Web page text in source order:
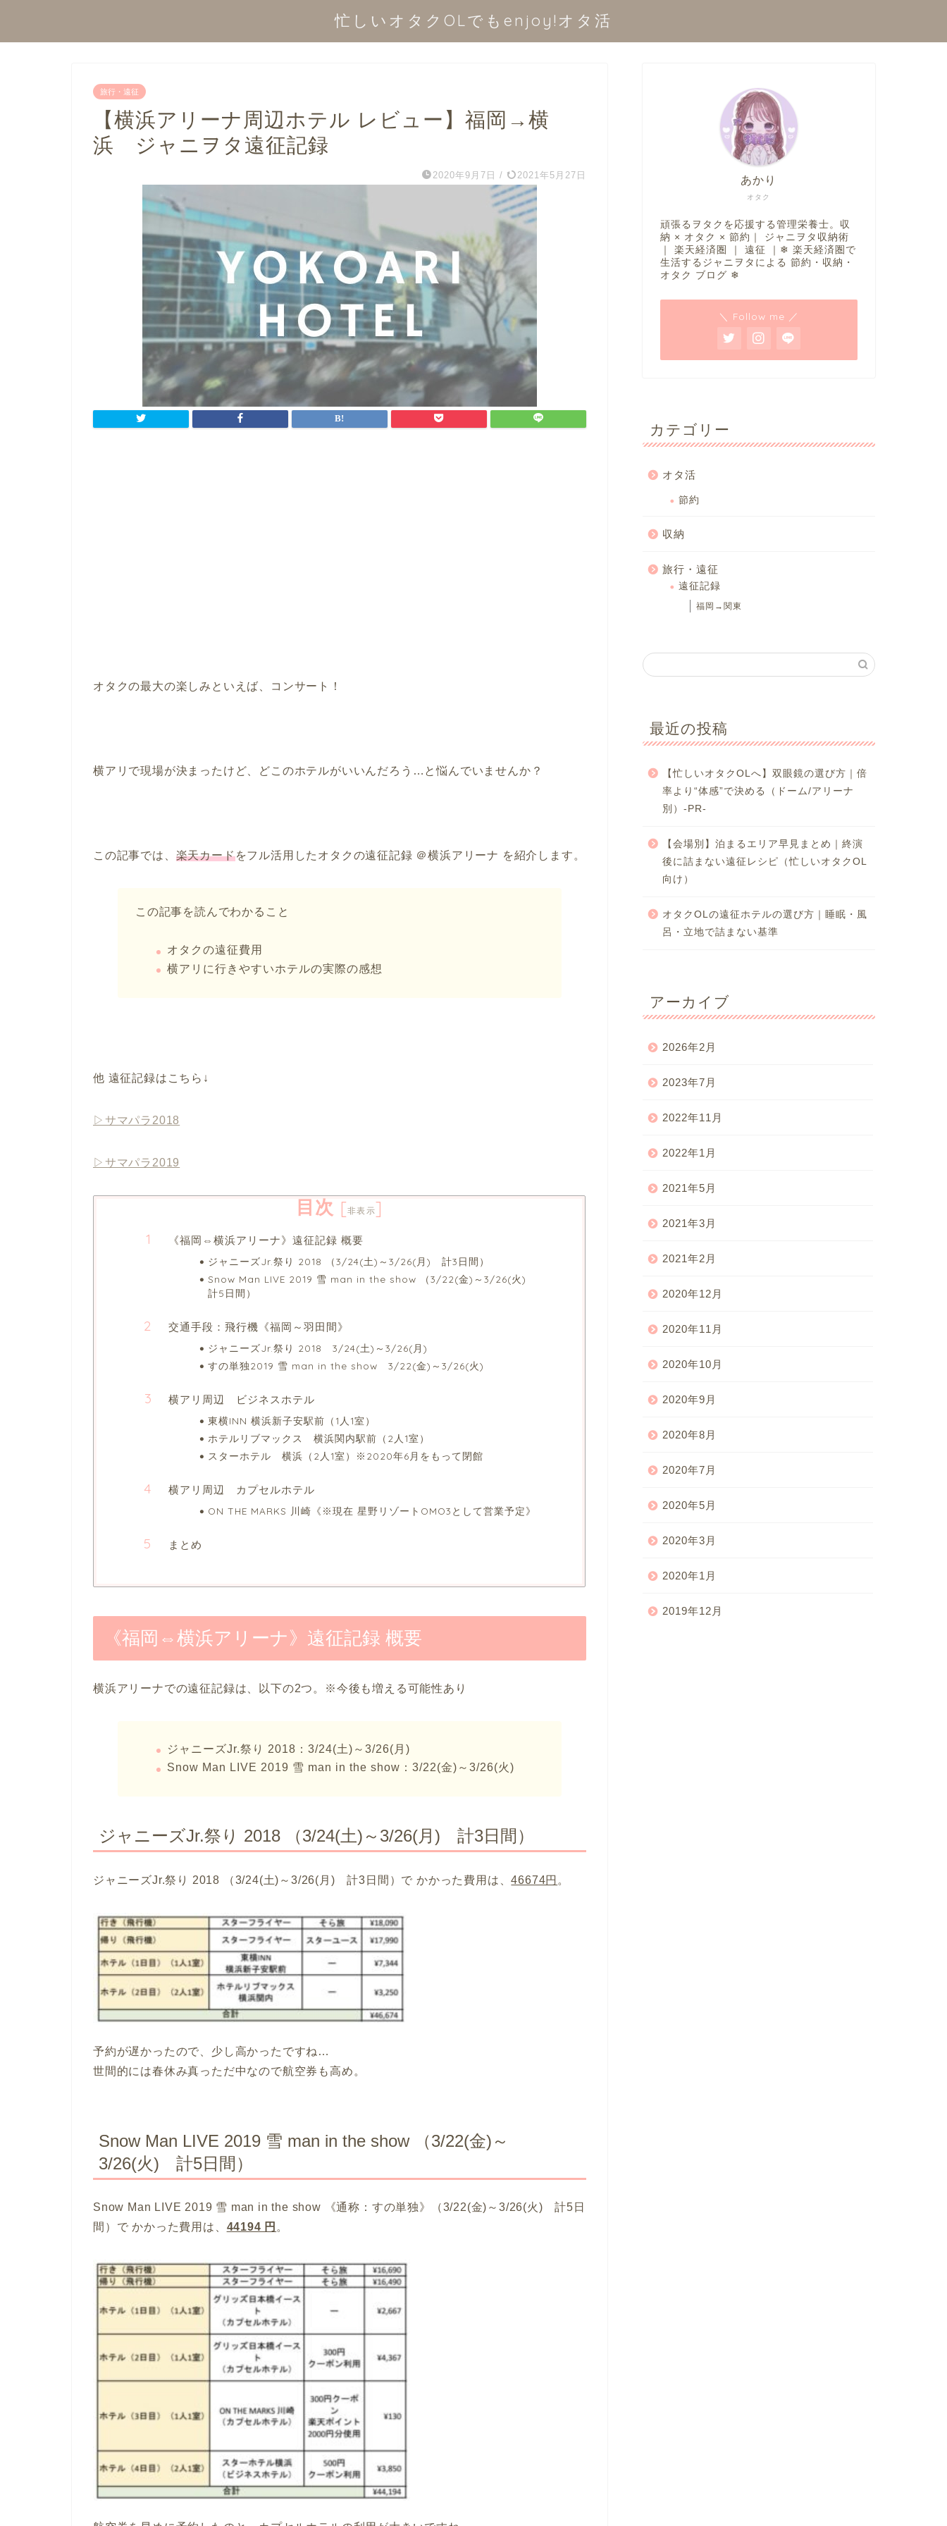
忙しいオタクOLでもenjoy!オタ活
旅行・遠征
【横浜アリーナ周辺ホテル レビュー】福岡→横
浜 ジャニヲタ遠征記録
2020年9月7日 / 2021年5月27日
オタクの最大の楽しみといえば、コンサート！
横アリで現場が決まったけど、どこのホテルがいいんだろう…と悩んでいませんか？
この記事では、 楽天カードをフル活用したオタクの遠征記録 ＠横浜アリーナ を紹介します。
この記事を読んでわかること
オタクの遠征費用
横アリに行きやすいホテルの実際の感想
他 遠征記録はこちら↓
▷サマパラ2018
▷サマパラ2019
目次 [非表示]
《福岡⇔横浜アリーナ》遠征記録 概要
ジャニーズJr.祭り 2018 （3/24(土)～3/26(月) 計3日間）
Snow Man LIVE 2019 雪 man in the show （3/22(金)～3/26(火)
計5日間）
交通手段：飛行機《福岡～羽田間》
ジャニーズJr.祭り 2018 3/24(土)～3/26(月)
すの単独2019 雪 man in the show 3/22(金)～3/26(火)
横アリ周辺 ビジネスホテル
東横INN 横浜新子安駅前（1人1室）
ホテルリブマックス 横浜関内駅前（2人1室）
スターホテル 横浜（2人1室）※2020年6月をもって閉館
横アリ周辺 カプセルホテル
ON THE MARKS 川崎《※現在 星野リゾートOMO3として営業予定》
まとめ
《福岡⇔横浜アリーナ》遠征記録 概要
横浜アリーナでの遠征記録は、以下の2つ。※今後も増える可能性あり
ジャニーズJr.祭り 2018：3/24(土)～3/26(月)
Snow Man LIVE 2019 雪 man in the show：3/22(金)～3/26(火)
ジャニーズJr.祭り 2018 （3/24(土)～3/26(月) 計3日間）
ジャニーズJr.祭り 2018 （3/24(土)～3/26(月) 計3日間）で かかった費用は、46674円 。
予約が遅かったので、少し高かったですね…
世間的には春休み真っただ中なので航空券も高め。
Snow Man LIVE 2019 雪 man in the show （3/22(金)～
3/26(火) 計5日間）
Snow Man LIVE 2019 雪 man in the show 《通称：すの単独》（3/22(金)～3/26(火) 計5日
間）で かかった費用は、 44194 円 。
オタク
あかり
頑張るヲタクを応援する管理栄養士。収
納 × オタク × 節約｜ ジャニヲタ収納術
｜ 楽天経済圏 ｜ 遠征 ｜❄︎ 楽天経済圏で
生活するジャニヲタによる 節約・収納・
オタク ブログ ❄︎
＼ Follow me ／
カテゴリー
オタ活
節約
収納
旅行・遠征
遠征記録
福岡→関東
最近の投稿
【忙しいオタクOLへ】双眼鏡の選び方｜倍
率より“体感”で決める（ドーム/アリーナ
別）-PR-
【会場別】泊まるエリア早見まとめ｜終演
後に詰まない遠征レシピ（忙しいオタクOL
向け）
オタクOLの遠征ホテルの選び方｜睡眠・風
呂・立地で詰まない基準
アーカイブ
2026年2月
2023年7月
2022年11月
2022年1月
2021年5月
2021年3月
2021年2月
2020年12月
2020年11月
2020年10月
2020年9月
2020年8月
2020年7月
2020年5月
2020年3月
2020年1月
2019年12月